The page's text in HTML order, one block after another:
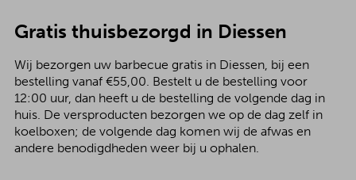
Gratis thuisbezorgd in Diessen
Wij bezorgen uw barbecue gratis in Diessen, bij een
bestelling vanaf €55,00. Bestelt u de bestelling voor
12:00 uur, dan heeft u de bestelling de volgende dag in
huis. De versproducten bezorgen we op de dag zelf in
koelboxen; de volgende dag komen wij de afwas en
andere benodigdheden weer bij u ophalen.